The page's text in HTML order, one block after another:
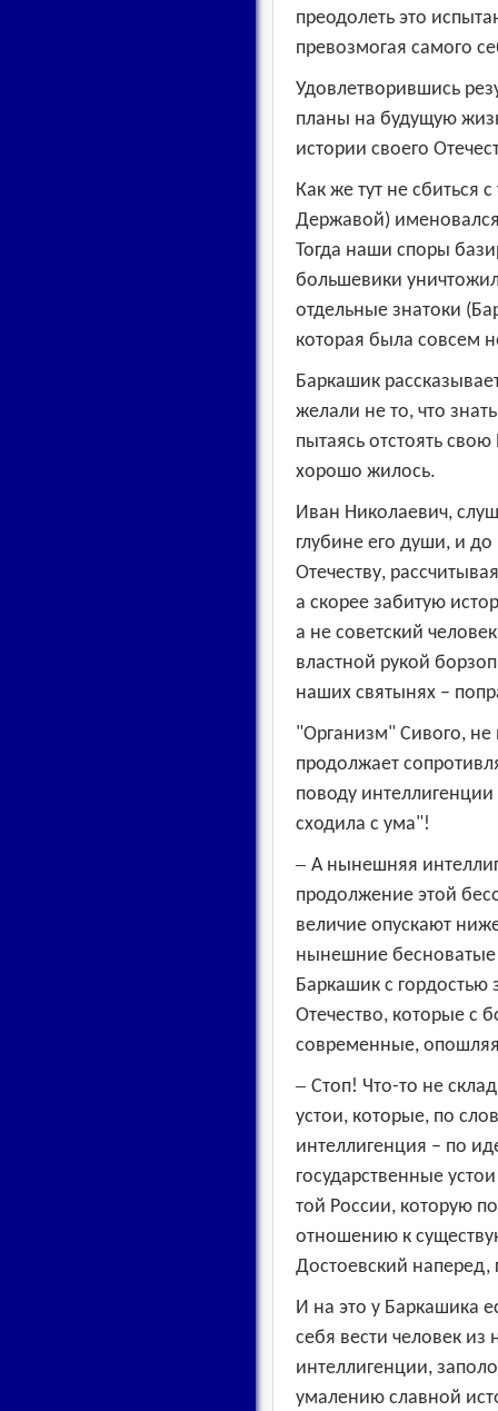
преодолеть это
превозмогая самого
Удовлетворившись
планы на будущую
истории своего
Как же тут не сбиться
Державой)
Тогда наши споры
большевики
отдельные знатоки
которая была совсем
Баркашик
желали не то, что
пытаясь отстоять
хорошо жилось.
Иван Николаевич,
глубине его души, и
Отечеству,
а скорее забитую
а не советский
властной рукой
наших святынях –
"Организм" Сивого,
продолжает
поводу
сходила с ума"!
– А нынешняя
продолжение этой
величие опускают
нынешние бесноватые
Баркашик с гордостью
Отечество, которые с
современные,
– Стоп! Что-то не
устои, которые, по
интеллигенция – по
государственные
той России, которую
отношению к
Достоевский наперед,
И на это у Баркашика
себя вести человек
интеллигенции,
умалению славной